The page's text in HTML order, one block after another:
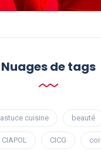
Nuages ​​de tags
astuce cuisine beauté
CIAPOL CICG